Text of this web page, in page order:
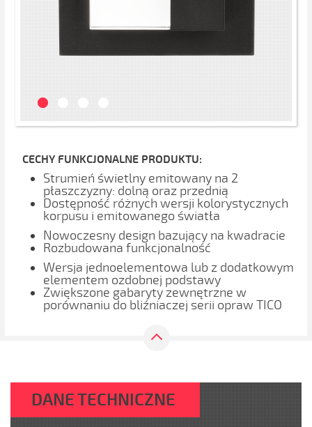
CECHY FUNKCJONALNE PRODUKTU:
Strumień świetlny emitowany na 2
płaszczyzny: dolną oraz przednią
Dostępność różnych wersji kolorystycznych
korpusu i emitowanego światła
Nowoczesny design bazujący na kwadracie
Rozbudowana funkcjonalność
Wersja jednoelementowa lub z dodatkowym
elementem ozdobnej podstawy
Zwiększone gabaryty zewnętrzne w
porównaniu do bliźniaczej serii opraw TICO
DANE TECHNICZNE